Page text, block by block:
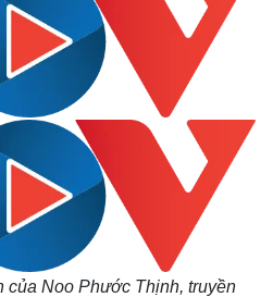
của Noo Phước Thịnh, truyền